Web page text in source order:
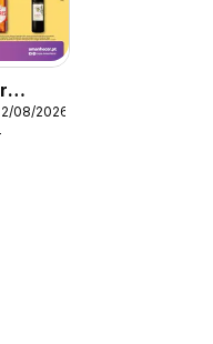
08/2026